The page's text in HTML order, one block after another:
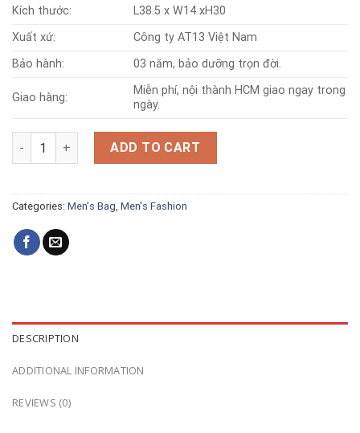
Kích thước:
L38.5 x W14 xH30
Xuất xứ:
Công ty AT13 Việt Nam
Bảo hành:
03 năm, bảo dưỡng trọn đời.
Giao hàng:
Miễn phí, nội thành HCM giao ngay trong
ngày.
Crocodile leather bag 092A quantity
ADD TO CART
Categories: Men's Bag, Men's Fashion
DESCRIPTION
ADDITIONAL INFORMATION
REVIEWS (0)